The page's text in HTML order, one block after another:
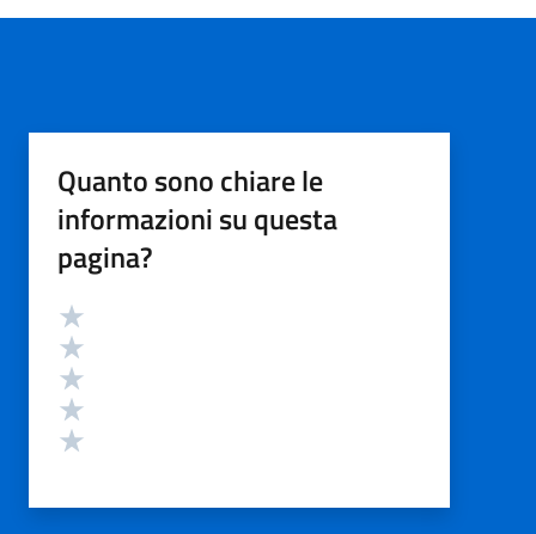
Quanto sono chiare le
informazioni su questa
pagina?
Valutazione